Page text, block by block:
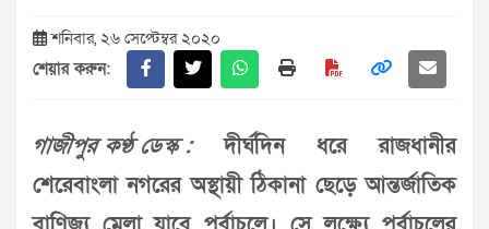
শনিবার, ২৬ সেপ্টেম্বর ২০২০
শেয়ার করুন:
গাজীপুর কণ্ঠ ডেস্ক :দীর্ঘদিন ধরে রাজধানীর
শেরেবাংলা নগরের অস্থায়ী ঠিকানা ছেড়ে আন্তর্জাতিক